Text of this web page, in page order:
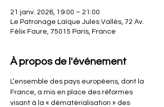
21 janv. 2026, 19:00 – 21:00
Le Patronage Laïque Jules Vallès, 72 Av.
Félix Faure, 75015 Paris, France
À propos de l'événement
L’ensemble des pays européens, dont la
France, a mis en place des réformes
visant à la « dématérialisation » des